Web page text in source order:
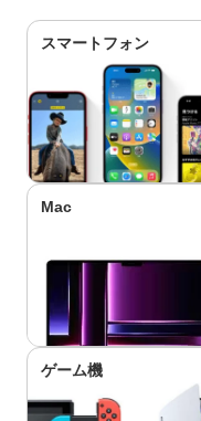
スマートフォン
Mac
ゲーム機